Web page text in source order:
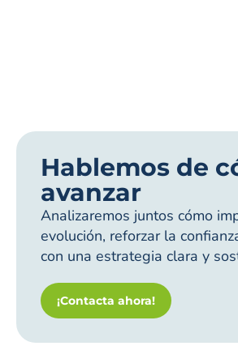
Hablemos de
avanzar
Analizaremos juntos cómo
evolución, reforzar la
con una estrategia clara y
¡Contacta ahora!